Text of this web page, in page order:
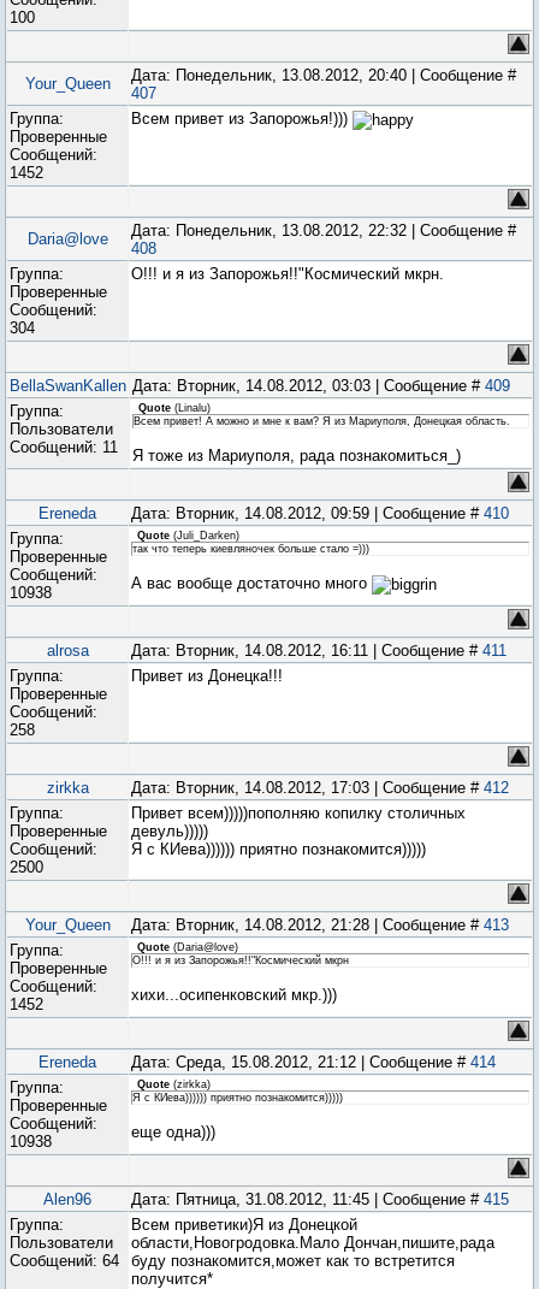
100
Your_Queen
Дата: Понедельник, 13.08.2012, 20:40 | Сообщение #
407
Группа:
Проверенные
Сообщений:
1452
Всем привет из Запорожья!)))
Daria@love
Дата: Понедельник, 13.08.2012, 22:32 | Сообщение #
408
Группа:
Проверенные
Сообщений:
304
О!!! и я из Запорожья!!"Космический мкрн.
BellaSwanKallen Дата: Вторник, 14.08.2012, 03:03 | Сообщение # 409
Группа:
Пользователи
Сообщений: 11
Quote (Linalu)
Всем привет! А можно и мне к вам? Я из Мариуполя, Донецкая область.
Я тоже из Мариуполя, рада познакомиться_)
Ereneda Дата: Вторник, 14.08.2012, 09:59 | Сообщение # 410
Группа:
Проверенные
Сообщений:
10938
Quote (Juli_Darken)
так что теперь киевляночек больше стало =)))
А вас вообще достаточно много
alrosa Дата: Вторник, 14.08.2012, 16:11 | Сообщение # 411
Группа:
Проверенные
Сообщений:
258
Привет из Донецка!!!
zirkka Дата: Вторник, 14.08.2012, 17:03 | Сообщение # 412
Группа:
Проверенные
Сообщений:
2500
Привет всем)))))пополняю копилку столичных
девуль)))))
Я с КИева)))))) приятно познакомится)))))
Your_Queen Дата: Вторник, 14.08.2012, 21:28 | Сообщение # 413
Группа:
Проверенные
Сообщений:
1452
Quote (Daria@love)
О!!! и я из Запорожья!!"Космический мкрн
хихи...осипенковский мкр.)))
Ereneda Дата: Среда, 15.08.2012, 21:12 | Сообщение # 414
Группа:
Проверенные
Сообщений:
10938
Quote (zirkka)
Я с КИева)))))) приятно познакомится)))))
еще одна)))
Alen96 Дата: Пятница, 31.08.2012, 11:45 | Сообщение # 415
Группа:
Пользователи
Сообщений: 64
Всем приветики)Я из Донецкой
области,Новогродовка.Мало Дончан,пишите,рада
буду познакомится,может как то встретится
получится*